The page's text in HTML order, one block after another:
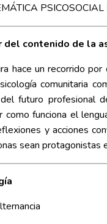
del contenido de la
hace un recorrido
comunitaria
futuro profesional
como funciona el
y acciones
sean protagonistas